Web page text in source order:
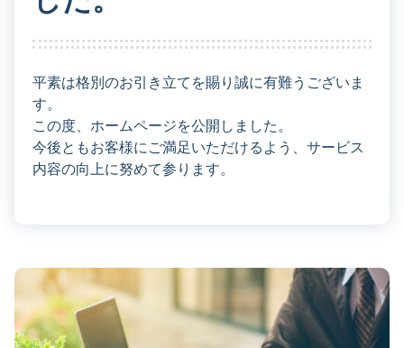
平素は格別のお引き立てを賜り誠に有難うございま
す。
この度、ホームページを公開しました。
今後ともお客様にご満足いただけるよう、サービス
内容の向上に努めて参ります。